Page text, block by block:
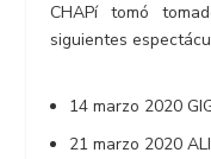
CHAPí tomó
siguientes
14 marzo 2020
21 marzo 2020